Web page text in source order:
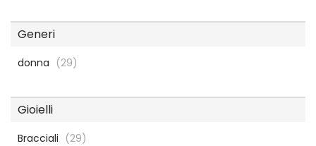
Generi
donna (29)
Gioielli
Bracciali (29)